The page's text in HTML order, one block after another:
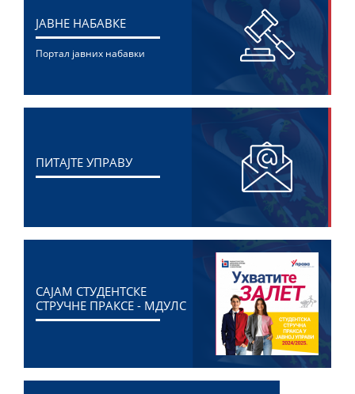
ЈАВНЕ НАБАВКЕ
Портал јавних набавки
ПИТАЈТЕ УПРАВУ
САЈАМ СТУДЕНТСКЕ
СТРУЧНЕ ПРАКСЕ - МДУЛС